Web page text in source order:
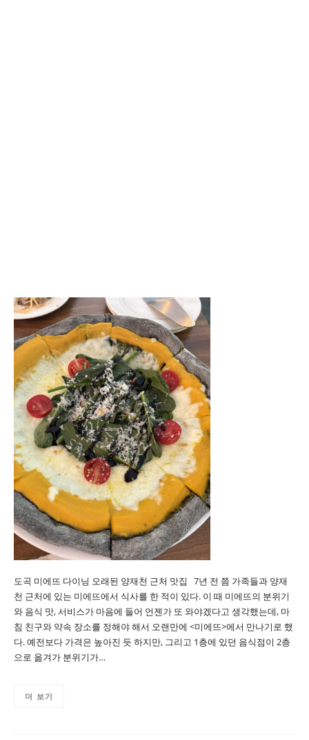
도곡 미에뜨 다이닝 오래된 양재천 근처 맛집 7년 전 쯤 가족들과 양재
천 근처에 있는 미에뜨에서 식사를 한 적이 있다. 이 때 미에뜨의 분위기
와 음식 맛, 서비스가 마음에 들어 언젠가 또 와야겠다고 생각했는데, 마
침 친구와 약속 장소를 정해야 해서 오랜만에 <미에뜨>에서 만나기로 했
다. 예전보다 가격은 높아진 듯 하지만, 그리고 1층에 있던 음식점이 2층
으로 옮겨가 분위기가…
더 보기